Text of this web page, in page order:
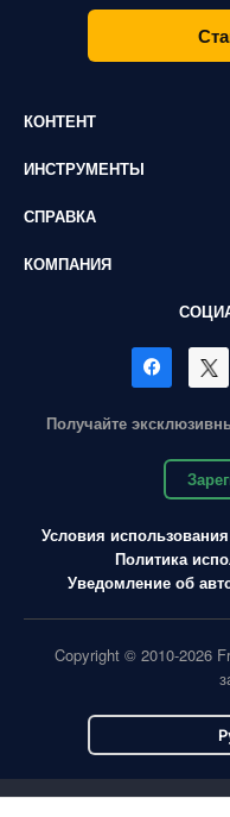
КОНТЕНТ
ИНСТРУМЕНТЫ
СПРАВКА
КОМПАНИЯ
Получайте
Условия использования
Политика
Уведомление об
Copyright © 2010-2026